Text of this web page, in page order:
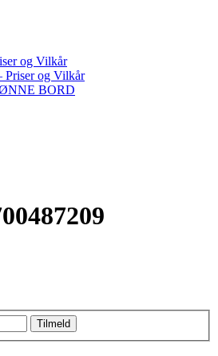
og Vilkår
og Vilkår
BORD